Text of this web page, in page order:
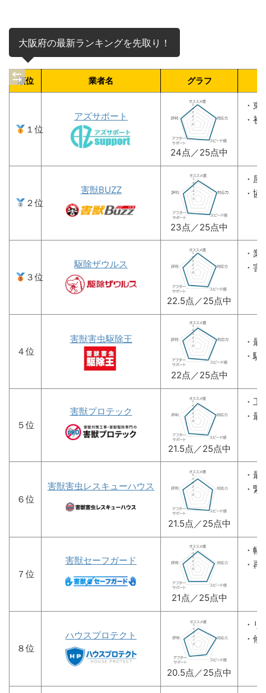
大阪府の最新ランキングを先取り！
順位 業者名 グラフ
１位
アズサポート
24点／25点中
・
・
２位
害獣BUZZ
23点／25点中
・
・
３位
駆除ザウルス
22.5点／25点中
・
・
４位
害獣害虫駆除王
22点／25点中
・
・
５位
害獣プロテック
21.5点／25点中
・
・
６位
害獣害虫レスキューハウス
21.5点／25点中
・
・
７位
害獣セーフガード
21点／25点中
・
・
８位
ハウスプロテクト
20.5点／25点中
・
・